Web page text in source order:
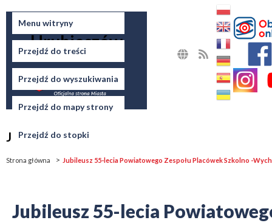
Menu witryny
Przejdź do treści
Przejdź do wyszukiwania
Przejdź do mapy strony
Przejdź do stopki
Miasto
Hrubieszów
Jesteś tutaj
Strona główna Jubileusz 55-lecia Powiatowego Zespołu Placówek Szkolno -
Jubileusz 55-lecia